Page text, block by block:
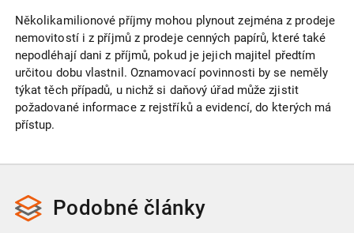
Několikamilionové příjmy mohou plynout zejména z prodeje
nemovitostí i z příjmů z prodeje cenných papírů, které také
nepodléhají dani z příjmů, pokud je jejich majitel předtím
určitou dobu vlastnil. Oznamovací povinnosti by se neměly
týkat těch případů, u nichž si daňový úřad může zjistit
požadované informace z rejstříků a evidencí, do kterých má
přístup.
Podobné články